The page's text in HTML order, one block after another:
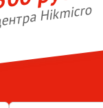
Hikmicro